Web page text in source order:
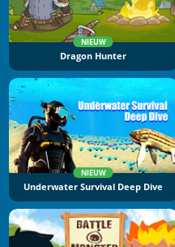
NIEUW
Dragon Hunter
NIEUW
Underwater Survival Deep Dive